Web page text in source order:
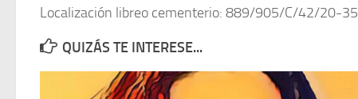
Localización libreo cementerio: 889/905/C/42/20-35
QUIZÁS TE INTERESE...